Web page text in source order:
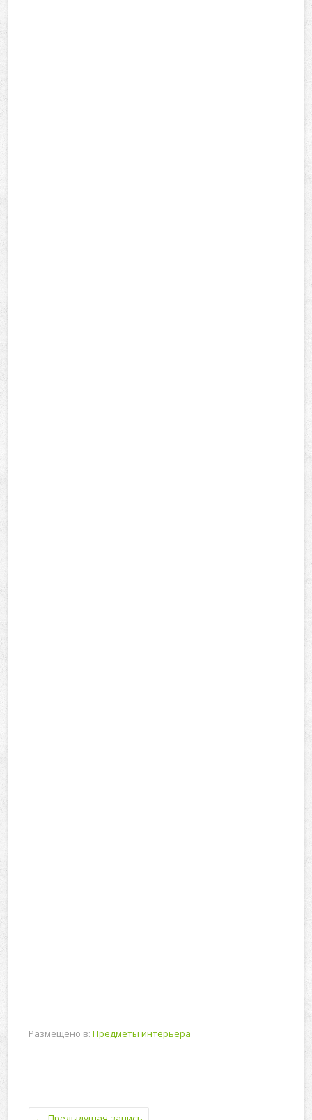
Размещено в: Предметы интерьера